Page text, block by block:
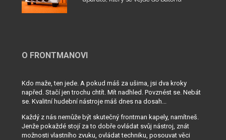
O FRONTMANOVI
Kdo maže, ten jede. A pokud máš za ušima, jsi dva kroky
napřed. Stačí jen trochu chtít. Mít nadhled. Povznést se. Nebát
se. Kvalitní hudební nástroje máš dnes na dosah...
Každý z nás nemůže být skutečný frontman kapely, namítneš.
Jenže pokaždé stojí za to dobře ovládat svůj nástroj, znát
možnosti vlastního zvuku, ovládat techniku, posouvat věci